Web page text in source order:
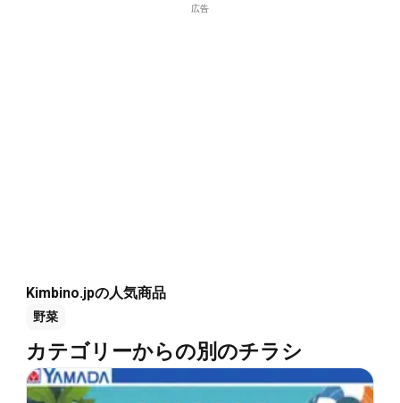
広告
Kimbino.jpの人気商品
野菜
カテゴリーからの別のチラシ